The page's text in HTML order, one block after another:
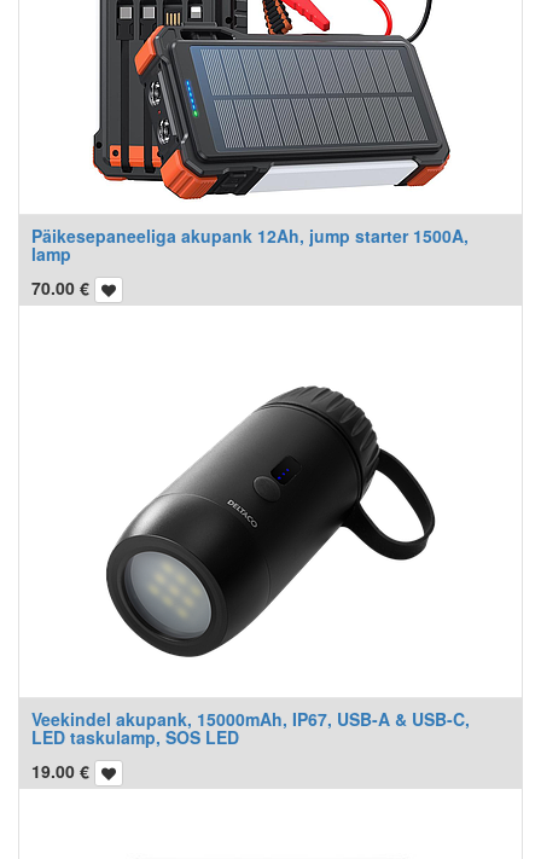
Päikesepaneeliga akupank 12Ah, jump starter 1500A,
lamp
70.00 €
Veekindel akupank, 15000mAh, IP67, USB-A & USB-C,
LED taskulamp, SOS LED
19.00 €